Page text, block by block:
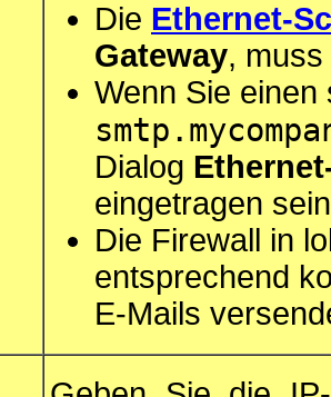
Die Ethernet-
Gateway,
Wenn Sie
Dialog
eingetragen
Die Firewall in
entsprechend
E-Mails